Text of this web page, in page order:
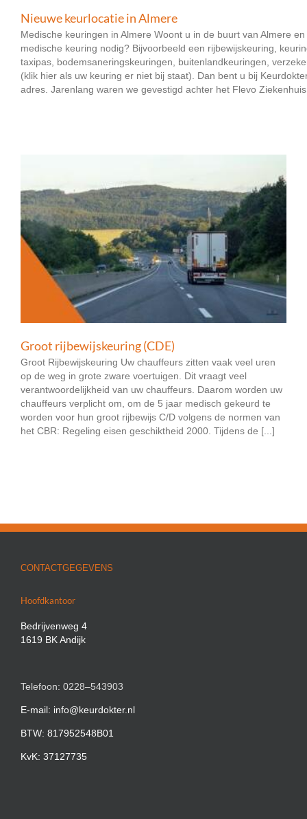
Nieuwe keurlocatie in Almere
Medische keuringen in Almere Woont u in de buurt van Almere
medische keuring nodig? Bijvoorbeeld een rijbewijskeuring,
taxipas, bodemsaneringskeuringen, buitenlandkeuringen,
(klik hier als uw keuring er niet bij staat). Dan bent u bij
adres. Jarenlang waren we gevestigd achter het Flevo
Groot rijbewijskeuring (CDE)
Groot Rijbewijskeuring Uw chauffeurs zitten vaak veel uren
op de weg in grote zware voertuigen. Dit vraagt veel
verantwoordelijkheid van uw chauffeurs. Daarom worden uw
chauffeurs verplicht om, om de 5 jaar medisch gekeurd te
worden voor hun groot rijbewijs C/D volgens de normen van
het CBR: Regeling eisen geschiktheid 2000. Tijdens de [...]
CONTACTGEGEVENS
Hoofdkantoor
Bedrijvenweg 4
1619 BK Andijk
Telefoon: 0228–543903
E-mail: info@keurdokter.nl
BTW: 817952548B01
KvK: 37127735